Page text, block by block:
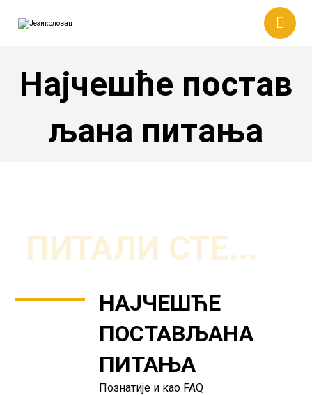
Најчешће постав
љана питања
ПИТАЛИ СТЕ...
НАЈЧЕШЋЕ
ПОСТАВЉАНА
ПИТАЊА
Познатије и као FAQ